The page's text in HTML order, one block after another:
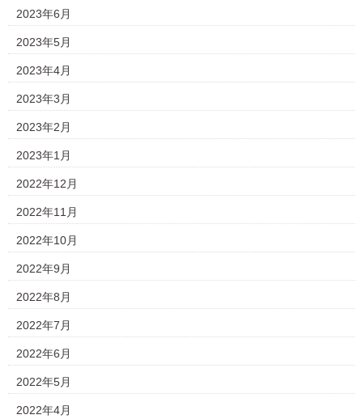
2023年6月
2023年5月
2023年4月
2023年3月
2023年2月
2023年1月
2022年12月
2022年11月
2022年10月
2022年9月
2022年8月
2022年7月
2022年6月
2022年5月
2022年4月